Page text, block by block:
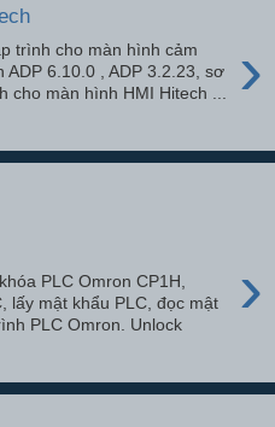
›
trình cho màn hình cảm
ADP 6.10.0 , ADP 3.2.23, sơ
cho màn hình HMI Hitech ...
›
PLC Omron CP1H,
lấy mật khẩu PLC, đọc mật
PLC Omron. Unlock